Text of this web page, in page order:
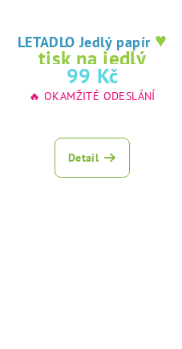
LETADLO Jedlý papír ♥
tisk na jedlý
papír
99 Kč
🔥 OKAMŽITÉ ODESLÁNÍ
Detail